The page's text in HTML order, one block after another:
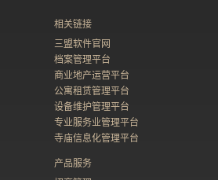
相关链接
三盟软件官网
档案管理平台
商业地产运营平台
公寓租赁管理平台
设备维护管理平台
专业服务业管理平台
寺庙信息化管理平台
产品服务